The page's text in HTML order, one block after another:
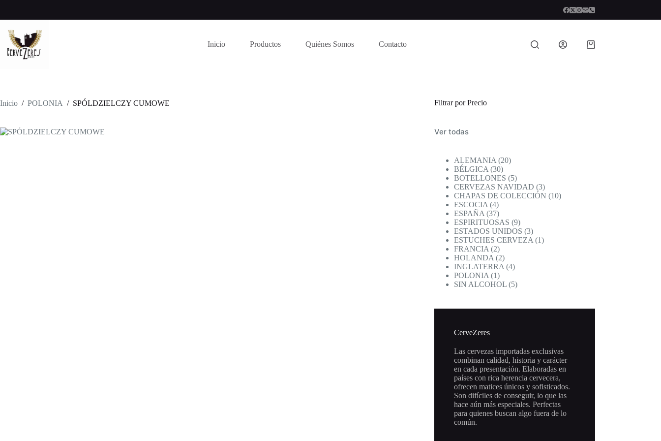
contenido
Inicio Productos Quiénes Somos Contacto
Carro
Inicio / POLONIA / SPÓLDZIELCZY CUMOWE Filtrar por Precio
Ver todas
ALEMANIA 2020
BÉLGICA 3030
productos
BOTELLONES 55
productos
CERVEZAS NAVIDAD 33
productos
CHAPAS DE COLECCIÓN 1010
ESCOCIA 44
productos
ESPAÑA 3737
productos
ESPIRITUOSAS 99
productos
ESTADOS UNIDOS 33
productos
ESTUCHES CERVEZA 11
FRANCIA 22
productos
HOLANDA 22
productos
INGLATERRA 44
POLONIA 11
producto
SIN ALCOHOL 55
CerveZeres
Las cervezas importadas exclusivas
combinan calidad, historia y carácter
en cada presentación. Elaboradas en
países con rica herencia cervecera,
ofrecen matices únicos y sofisticados.
Son difíciles de conseguir, lo que las
hace aún más especiales. Perfectas
para quienes buscan algo fuera de lo
común.